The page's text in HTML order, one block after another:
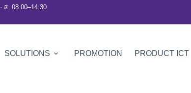
ส. 08:00–14:30
SOLUTIONS PROMOTION PRODUCT ICT